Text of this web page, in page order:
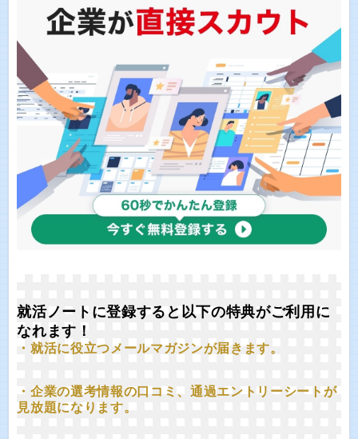
就活ノートに登録すると以下の特典がご利用に
なれます！
・就活に役立つメールマガジンが届きます。
・企業の選考情報の口コミ、通過エントリーシートが
見放題になります。